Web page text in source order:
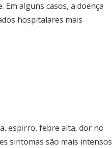
alguns casos, a doença
hospitalares mais
espirro, febre alta, dor no
sintomas são mais intensos